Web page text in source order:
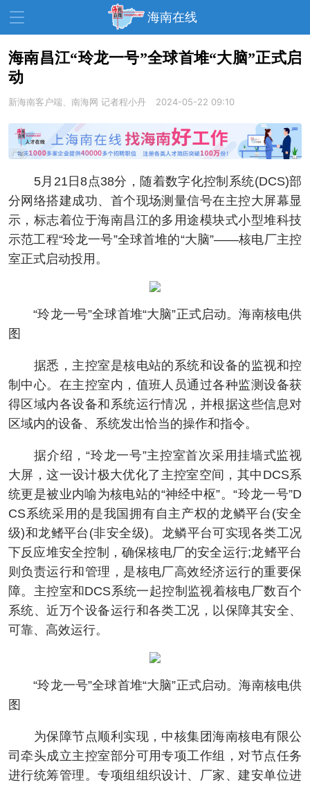
海南在线
资讯中心
教育 健康 房产
生活 演出 活动
展会 走读海南 周末去哪儿
人才在线 天涯企服
海南昌江“玲龙一号”全球首堆“大脑”正式启
动
新海南客户端、南海网 记者程小丹 2024-05-22 09:10
5月21日8点38分，随着数字化控制系统(DCS)部
分网络搭建成功、首个现场测量信号在主控大屏幕显
示，标志着位于海南昌江的多用途模块式小型堆科技
示范工程“玲龙一号”全球首堆的“大脑”——核电厂主控
室正式启动投用。
“玲龙一号”全球首堆“大脑”正式启动。海南核电供
图
据悉，主控室是核电站的系统和设备的监视和控
制中心。在主控室内，值班人员通过各种监测设备获
得区域内各设备和系统运行情况，并根据这些信息对
区域内的设备、系统发出恰当的操作和指令。
据介绍，“玲龙一号”主控室首次采用挂墙式监视
大屏，这一设计极大优化了主控室空间，其中DCS系
统更是被业内喻为核电站的“神经中枢”。“玲龙一号”D
CS系统采用的是我国拥有自主产权的龙鳞平台(安全
级)和龙鳍平台(非安全级)。龙鳞平台可实现各类工况
下反应堆安全控制，确保核电厂的安全运行;龙鳍平台
则负责运行和管理，是核电厂高效经济运行的重要保
障。主控室和DCS系统一起控制监视着核电厂数百个
系统、近万个设备运行和各类工况，以保障其安全、
可靠、高效运行。
“玲龙一号”全球首堆“大脑”正式启动。海南核电供
图
为保障节点顺利实现，中核集团海南核电有限公
司牵头成立主控室部分可用专项工作组，对节点任务
进行统筹管理。专项组组织设计、厂家、建安单位进